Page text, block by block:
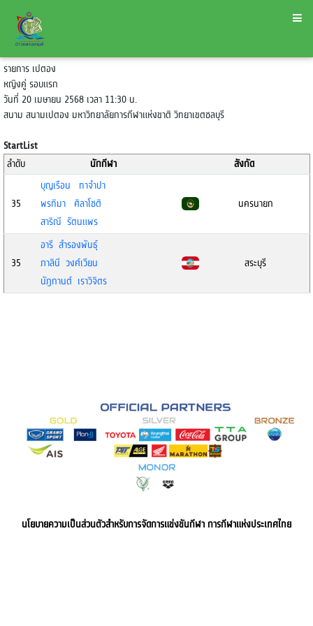
รายการ เปตอง
หญิงคู่ รอบแรก
วันที่ 20 เมษายน 2568 เวลา 11:30 น.
สนาม สนามเปตอง มหาวิทยาลัยการกีฬาแห่งขาติ วิทยาเขตชลบุรี
StartList
ลำดับ
นักกีฬา สังกัด
35
บุญเรือน ทาจำปา
พรทิมา ศิลาโชติ
สาริณี รัตนแพร
นครนายก
35
อารี สำรองพันธ์ุ
ภาลินี วงศ์เวียน
นัฎกานต์ เราวิจิตร
สระบุรี
นโยบายความเป็นส่วนตัวสำหรับการจัดการแข่งขันกีฬา การกีฬาแห่งประเทศไทย